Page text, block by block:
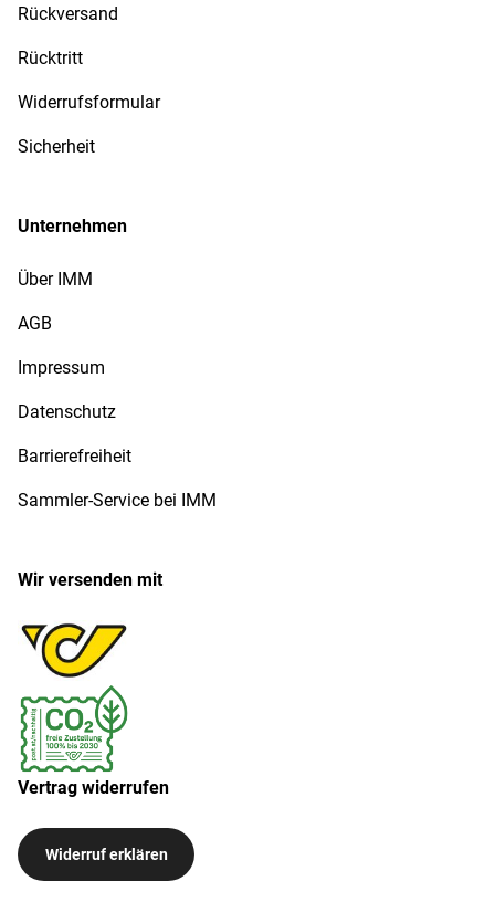
Rückversand
Rücktritt
Widerrufsformular
Sicherheit
Unternehmen
Über IMM
AGB
Impressum
Datenschutz
Barrierefreiheit
Sammler-Service bei IMM
Wir versenden mit
Vertrag widerrufen
Widerruf erklären